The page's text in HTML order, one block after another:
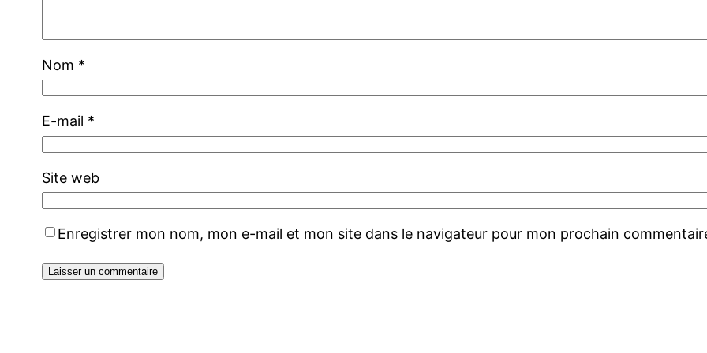
Nom *
E-mail *
Site web
Enregistrer mon nom, mon e-mail et mon site dans le navigateur pour mon prochain